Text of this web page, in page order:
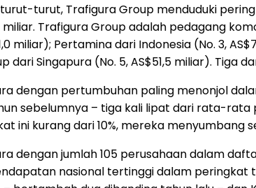
turut, Trafigura Group menduduki
Trafigura Group adalah pedagang
miliar); Pertamina dari Indonesia (No. 3,
dari Singapura (No. 5, AS$51,5 miliar).
dengan pertumbuhan paling menonjol
sebelumnya – tiga kali lipat dari rata-
ini kurang dari 10%, mereka
dengan jumlah 105 perusahaan dalam
nasional tertinggi dalam peringkat